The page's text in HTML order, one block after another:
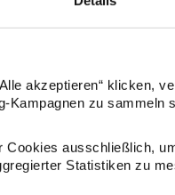
akzeptieren“ klicken,
Kampagnen zu sammeln
Cookies ausschließlich,
Statistiken zu
gold 50x70cm
Poetry Motivkarton